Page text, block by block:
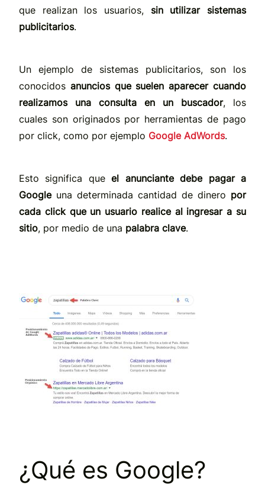
que realizan los usuarios, sin utilizar sistemas
publicitarios.
Un ejemplo de sistemas publicitarios, son los
conocidos anuncios que suelen aparecer cuando
realizamos una consulta en un buscador, los
cuales son originados por herramientas de pago
por click, como por ejemplo Google AdWords.
Esto significa queel anunciante debe pagar a
Googleuna determinada cantidad de dinero por
cada click que un usuario realice al ingresar a su
sitio, por medio de una palabra clave.
¿Qué es Google?